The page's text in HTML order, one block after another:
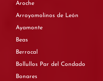
Aroche
Arroyomolinos de León
Ayamonte
Beas
Berrocal
Bollullos Par del Condado
Bonares